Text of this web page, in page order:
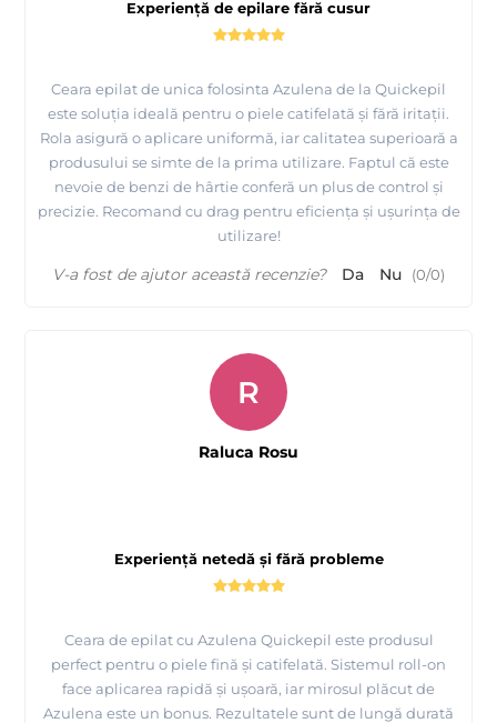
Urmariti cum se aplica uleiul dupa epilare de la
Quickepil
produse profesionale pentru epilat si de
unica folosinta Quickepil
Experiență de epilare fără cusur
Ceara epilat de unica folosinta Azulena de la Quickepil
este soluția ideală pentru o piele catifelată și fără iritații.
Rola asigură o aplicare uniformă, iar calitatea superioară a
produsului se simte de la prima utilizare. Faptul că este
nevoie de benzi de hârtie conferă un plus de control și
precizie. Recomand cu drag pentru eficiența și ușurința de
utilizare!
V-a fost de ajutor această recenzie? Da Nu (0/0)
Experiență netedă și fără probleme
Ceara de epilat cu Azulena Quickepil este produsul
perfect pentru o piele fină și catifelată. Sistemul roll-on
face aplicarea rapidă și ușoară, iar mirosul plăcut de
Azulena este un bonus. Rezultatele sunt de lungă durată
R
Raluca Rosu